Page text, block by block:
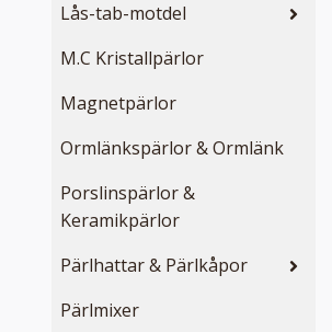
Lås-tab-motdel
M.C Kristallpärlor
Magnetpärlor
Ormlänkspärlor & Ormlänk
Porslinspärlor &
Keramikpärlor
Pärlhattar & Pärlkåpor
Pärlmixer